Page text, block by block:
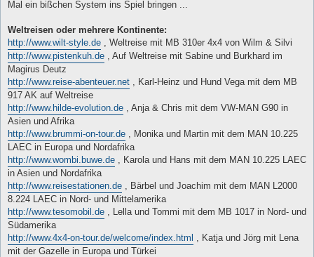
i
a
Mal ein bißchen System ins Spiel bringen ...
Weltreisen oder mehrere Kontinente:
http://www.wilt-style.de , Weltreise mit MB 310er 4x4 von Wilm & Silvi
http://www.pistenkuh.de , Auf Weltreise mit Sabine und Burkhard im
Magirus Deutz
http://www.reise-abenteuer.net , Karl-Heinz und Hund Vega mit dem MB
917 AK auf Weltreise
http://www.hilde-evolution.de , Anja & Chris mit dem VW-MAN G90 in
Asien und Afrika
http://www.brummi-on-tour.de , Monika und Martin mit dem MAN 10.225
LAEC in Europa und Nordafrika
http://www.wombi.buwe.de , Karola und Hans mit dem MAN 10.225 LAEC
in Asien und Nordafrika
http://www.reisestationen.de , Bärbel und Joachim mit dem MAN L2000
8.224 LAEC in Nord- und Mittelamerika
http://www.tesomobil.de , Lella und Tommi mit dem MB 1017 in Nord- und
Südamerika
http://www.4x4-on-tour.de/welcome/index.html
, Katja und Jörg mit Lena
mit der Gazelle in Europa und Türkei